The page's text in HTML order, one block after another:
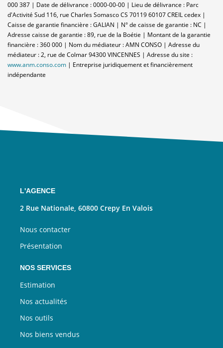
000 387 | Date de délivrance : 0000-00-00 | Lieu de délivrance : Parc
d'Activité Sud 116, rue Charles Somasco CS 70119 60107 CREIL cedex |
Caisse de garantie financière : GALIAN | N° de caisse de garantie : NC |
Adresse caisse de garantie : 89, rue de la Boétie | Montant de la garantie
financière : 360 000 | Nom du médiateur : AMN CONSO | Adresse du
médiateur : 2, rue de Colmar 94300 VINCENNES | Adresse du site :
www.anm.conso.com | Entreprise juridiquement et financièrement
indépendante
L'AGENCE
2 Rue Nationale, 60800 Crepy En Valois
Nous contacter
Présentation
NOS SERVICES
Estimation
Nos actualités
Nos outils
Nos biens vendus